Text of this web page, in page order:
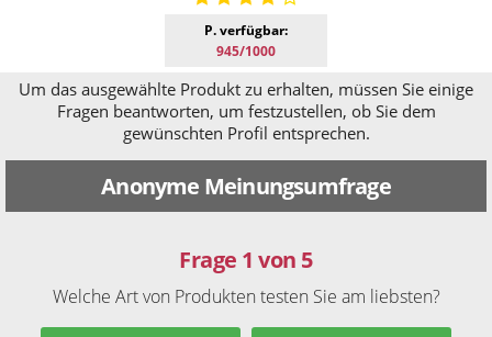
P. verfügbar:
945/1000
Anonyme Meinungsumfrage
Um das ausgewählte Produkt zu erhalten, müssen Sie einige
Fragen beantworten, um festzustellen, ob Sie dem
gewünschten Profil entsprechen.
Frage 1 von 5
Welche Art von Produkten testen Sie am liebsten?